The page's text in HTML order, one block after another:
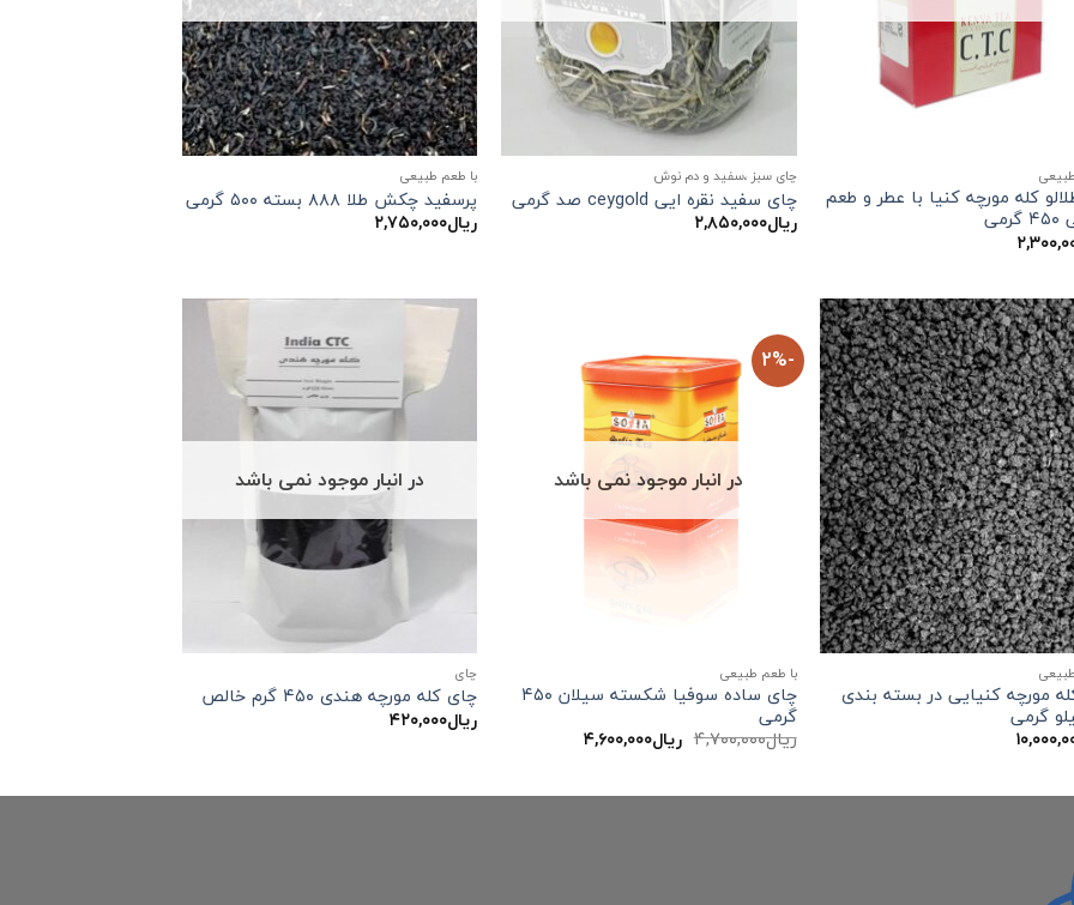
کله مورچه کنیا با عطر و طعم
چای سبز ،سفید و دم نوش
چای سفید نقره ایی ceygold صد گرمی
ریال۲,۸۵۰,۰۰۰
با طعم طبیعی
پرسفید چکش طلا ۸۸۸ بسته ۵۰۰ گرمی
ریال۲,۷۵۰,۰۰۰
مورچه کنیایی در بسته بندی
گرمی
-2%
در انبار موجود نمی باشد
با طعم طبیعی
چای ساده سوفیا شکسته سیلان ۴۵۰
گرمی
ریال۴,۷۰۰,۰۰۰ قیمت
اصلی:
بود.
ریال۴,۶۰۰,۰۰۰قیمت
در انبار موجود نمی باشد
چاي
چای کله مورچه هندی ۴۵۰ گرم خالص
ریال۴۲۰,۰۰۰